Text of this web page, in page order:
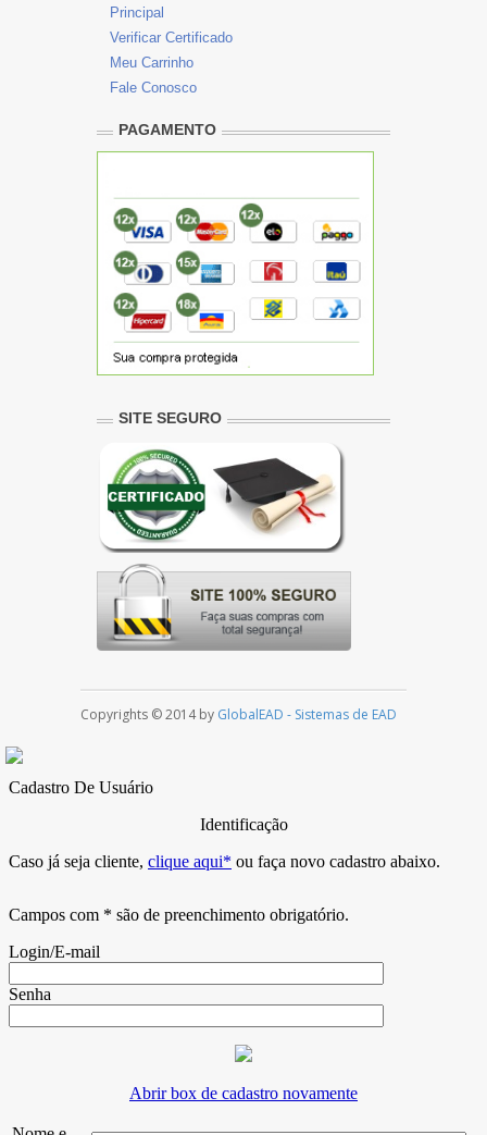
Principal
Verificar Certificado
Meu Carrinho
Fale Conosco
PAGAMENTO
SITE SEGURO
Copyrights © 2014 by GlobalEAD - Sistemas de EAD